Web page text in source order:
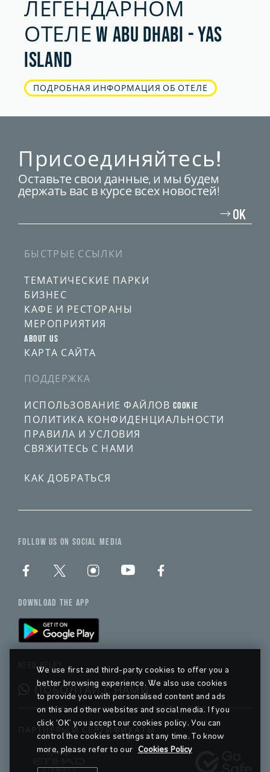
ЛЕГЕНДАРНОМ
ОТЕЛЕ W ABU DHABI - YAS
ISLAND
ПОДРОБНАЯ ИНФОРМАЦИЯ ОБ ОТЕЛЕ
Присоединяйтесь!
Оставьте свои данные, и мы будем
держать вас в курсе всех новостей!
адрес
OK
БЫСТРЫЕ ССЫЛКИ
ТЕМАТИЧЕСКИЕ ПАРКИ
БИЗНЕС
КАФЕ И РЕСТОРАНЫ
МЕРОПРИЯТИЯ
ABOUT US
КАРТА САЙТА
ПОДДЕРЖКА
ИСПОЛЬЗОВАНИЕ ФАЙЛОВ COOKIE
ПОЛИТИКА КОНФИДЕНЦИАЛЬНОСТИ
ПРАВИЛА И УСЛОВИЯ
СВЯЖИТЕСЬ С НАМИ
КАК ДОБРАТЬСЯ
FOLLOW US ON SOCIAL MEDIA
DOWNLOAD THE APP
NEED HELP?
ПОБОЛТАЙ С НАМИ
ПАРТНЕРЫ И СЕРТИФИКАТЫ
We use first and third-party cookies to offer you a
better browsing experience. We also use cookies
to provide you with personalised content and ads
on this and other websites and social media. If you
click ‘OK’ you accept our cookies policy. You can
control the cookies settings at any time. To know
more, please refer to our Cookies Policy